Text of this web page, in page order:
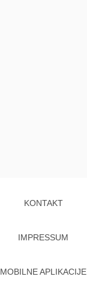
KONTAKT
IMPRESSUM
MOBILNE APLIKACIJE